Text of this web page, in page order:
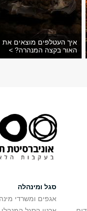
איך העטלפים מוצאים את
האור בקצה המנהרה? >
סגל ומינהלה
אגפים ומשרדי